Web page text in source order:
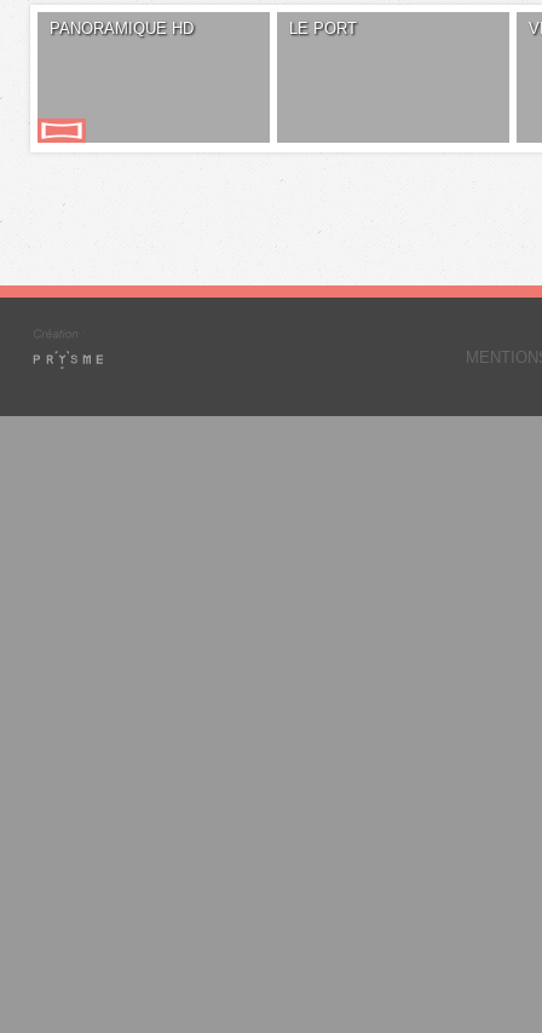
PANORAMIQUE HD LE PORT